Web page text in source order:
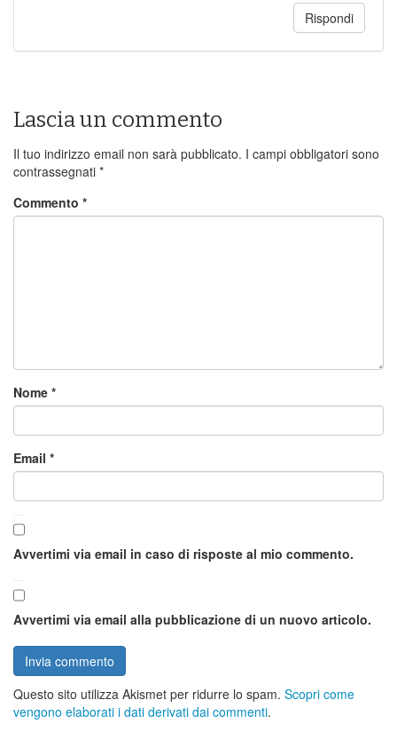
Rispondi
Lascia un commento
Il tuo indirizzo email non sarà pubblicato. I campi obbligatori sono
contrassegnati *
Commento *
Nome *
Email *
Avvertimi via email in caso di risposte al mio commento.
Avvertimi via email alla pubblicazione di un nuovo articolo.
Questo sito utilizza Akismet per ridurre lo spam. Scopri come
vengono elaborati i dati derivati dai commenti.